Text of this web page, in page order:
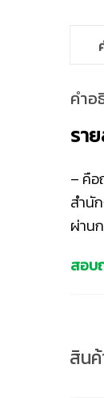
คำอ
รา
– คือ
สำนั
ผ่าน
สอบ
สิน